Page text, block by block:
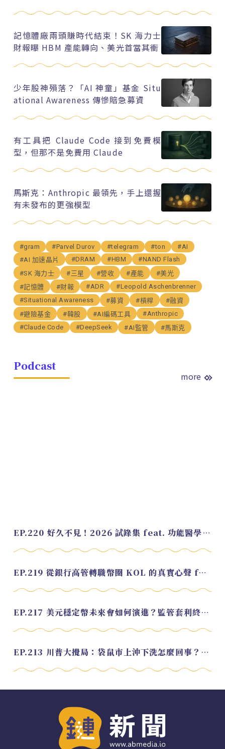
記憶體廠兩頭賺時代結束！SK 海力士
財報曝 HBM 產能轉向、美光首當其衝
少年股神殞落？「AI 神童」基金 Situ
ational Awareness 傳慘賠急募資
有工具把 Claude Code 接到免費模
型，但那不是免費用 Claude
馬斯克：Anthropic 最領先，手上還握
有未發布的更強模型
#gram #Parvel Durov #telegram #ton
#AI
#AI 加速晶片
#DRAM #HBM
#NAND Flash
#SK 海力士
#三星 #營收 #產能
#美光
#記憶體
#財報 #ADR
#Leopold Aschenbrenner
#Situational Awareness
#募資 #槓桿
#融資
#避險基金
#韓股 #AI編碼工具
#Anthropic
#Claude Code
#DeepSeek #AI監管 #馬斯克
Podcast
more
EP.220 好久不見！2026 試錄集 feat. 功能醫學營養師 美寶
EP.219 從銀行高管轉職幣圈 KOL 的真實心聲 feat.龜大
EP.217 美元穩定幣未來會如何演進？監管套利終將收斂？feat. 研究員 余哲安
EP.213 川普大攪局：袋鼠市上沖下洗怎麼回事？feat. Alvin